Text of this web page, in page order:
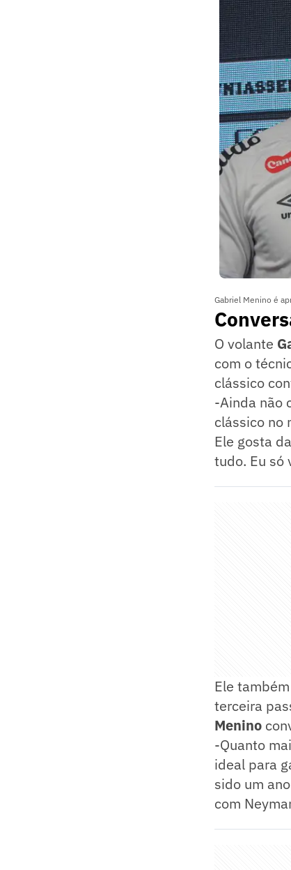
Gabriel Menino é
O volante
com o
clássico
-Ainda não
clássico no
Ele gosta
tudo. Eu só
Ele
terceira
Menino
-Quanto
ideal para
sido um
com